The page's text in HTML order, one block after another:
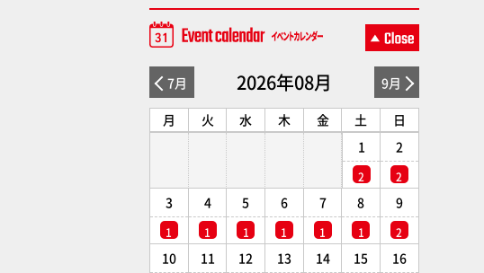
7月 2026年08月 9月
月 火 水 木 金 土
日
1
2
2
2
3
1
4
1
5
1
6
1
7
1
8
1
9
2
10 11 12 13 14 15 16